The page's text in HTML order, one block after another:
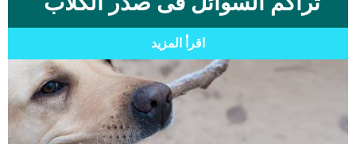
اقرأ المزيد